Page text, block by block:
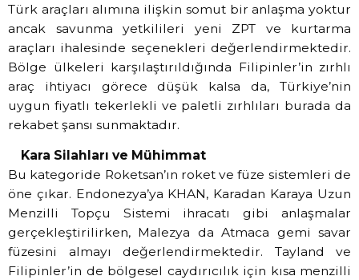
Türk araçları alımına ilişkin somut bir anlaşma yoktur
ancak savunma yetkilileri yeni ZPT ve kurtarma
araçları ihalesinde seçenekleri değerlendirmektedir.
Bölge ülkeleri karşılaştırıldığında Filipinler’in zırhlı
araç ihtiyacı görece düşük kalsa da, Türkiye’nin
uygun fiyatlı tekerlekli ve paletli zırhlıları burada da
rekabet şansı sunmaktadır.
Kara Silahları ve Mühimmat
Bu kategoride Roketsan’ın roket ve füze sistemleri de
öne çıkar. Endonezya’ya KHAN, Karadan Karaya Uzun
Menzilli Topçu Sistemi ihracatı gibi anlaşmalar
gerçekleştirilirken, Malezya da Atmaca gemi savar
füzesini almayı değerlendirmektedir. Tayland ve
Filipinler’in de bölgesel caydırıcılık için kısa menzilli